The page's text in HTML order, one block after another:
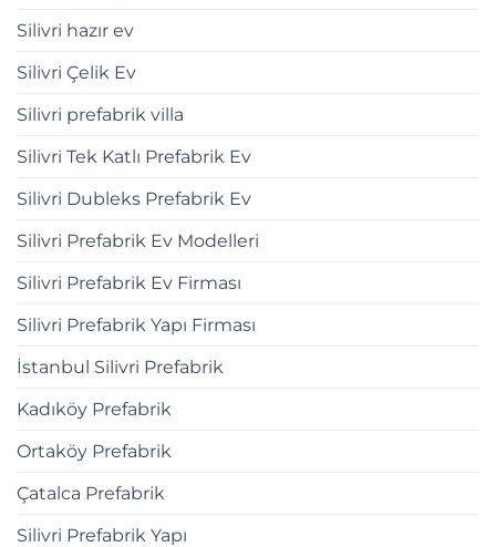
Silivri hazır ev
Silivri Çelik Ev
Silivri prefabrik villa
Silivri Tek Katlı Prefabrik Ev
Silivri Dubleks Prefabrik Ev
Silivri Prefabrik Ev Modelleri
Silivri Prefabrik Ev Firması
Silivri Prefabrik Yapı Firması
İstanbul Silivri Prefabrik
Kadıköy Prefabrik
Ortaköy Prefabrik
Çatalca Prefabrik
Silivri Prefabrik Yapı